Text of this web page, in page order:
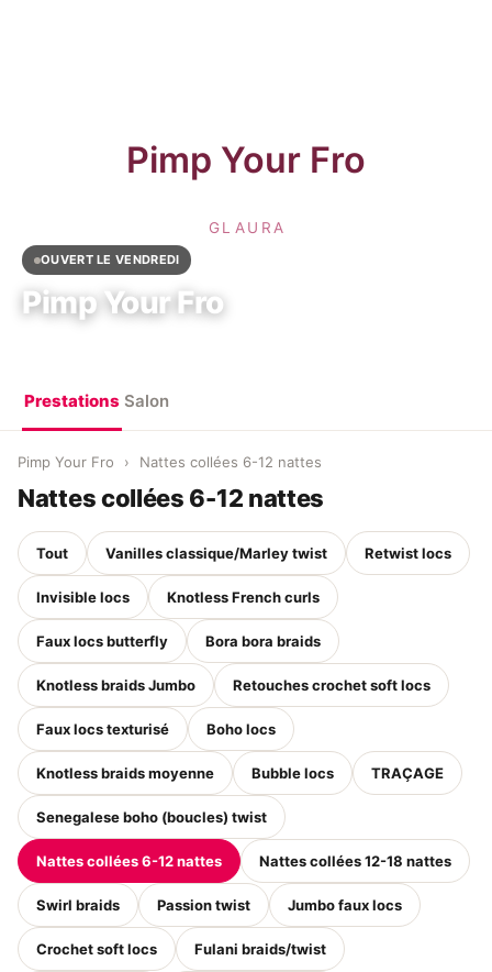
OUVERT LE VENDREDI
Pimp Your Fro
Prestations Salon
Pimp Your Fro › Nattes collées 6-12 nattes
Nattes collées 6-12 nattes
Tout Vanilles classique/Marley twist Retwist locs
Invisible locs Knotless French curls
Faux locs butterfly Bora bora braids
Knotless braids Jumbo Retouches crochet soft locs
Faux locs texturisé Boho locs
Knotless braids moyenne Bubble locs TRAÇAGE
Senegalese boho (boucles) twist
Nattes collées 6-12 nattes Nattes collées 12-18 nattes
Swirl braids Passion twist Jumbo faux locs
Crochet soft locs Fulani braids/twist